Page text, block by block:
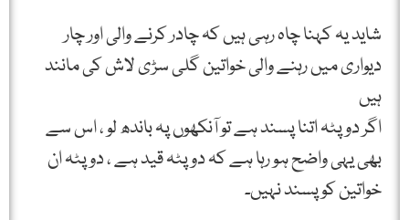
شاید یہ کہنا چاہ رہی ہیں کہ چادر کرنے والی اور چار
دیواری میں رہنے والی خواتین گلی سڑی لاش کی مانند
ہیں
اگر دوپٹہ اتنا پسند ہے تو آنکھوں پہ باندھ لو ، اس سے
بھی یہی واضح ہو رہا ہے کہ دوپٹہ قید ہے ، دوپٹہ ان
خواتین کو پسند نہیں۔